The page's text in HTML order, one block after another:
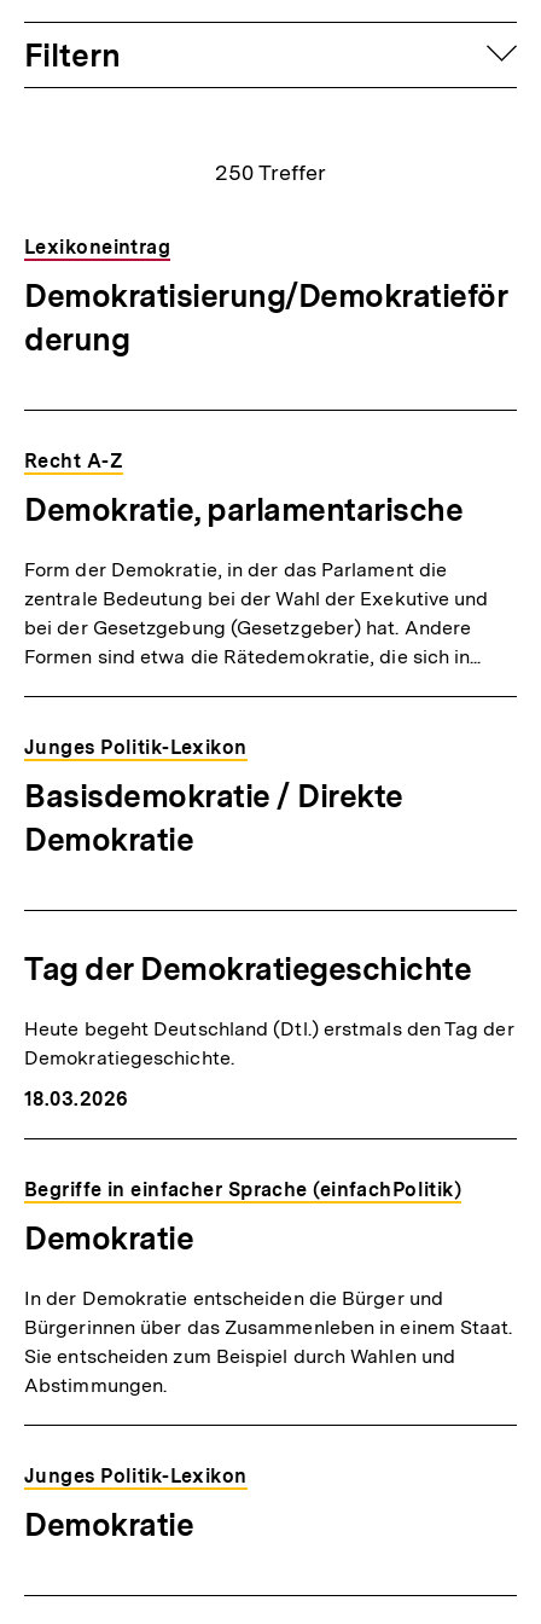
Filtern
Suchergebnisse
250Treffer
Lexikoneintrag
Demokratisierung/Demokratieför
derung
Recht A-Z
Demokratie, parlamentarische
Form der Demokratie, in der das Parlament die
zentrale Bedeutung bei der Wahl der Exekutive und
bei der Gesetzgebung (Gesetzgeber) hat. Andere
Formen sind etwa die Rätedemokratie, die sich in...
Junges Politik-Lexikon
Basisdemokratie / Direkte
Demokratie
Tag der Demokratiegeschichte
Heute begeht Deutschland (Dtl.) erstmals den Tag der
Demokratiegeschichte.
18.03.2026
Begriffe in einfacher Sprache (einfachPolitik)
Demokratie
In der Demokratie entscheiden die Bürger und
Bürgerinnen über das Zusammenleben in einem Staat.
Sie entscheiden zum Beispiel durch Wahlen und
Abstimmungen.
Junges Politik-Lexikon
Demokratie